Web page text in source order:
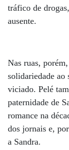
tráfico de
ausente.
Nas ruas,
solidariedade
viciado. Pelé
paternidade de
romance na
dos jornais e,
a Sandra.